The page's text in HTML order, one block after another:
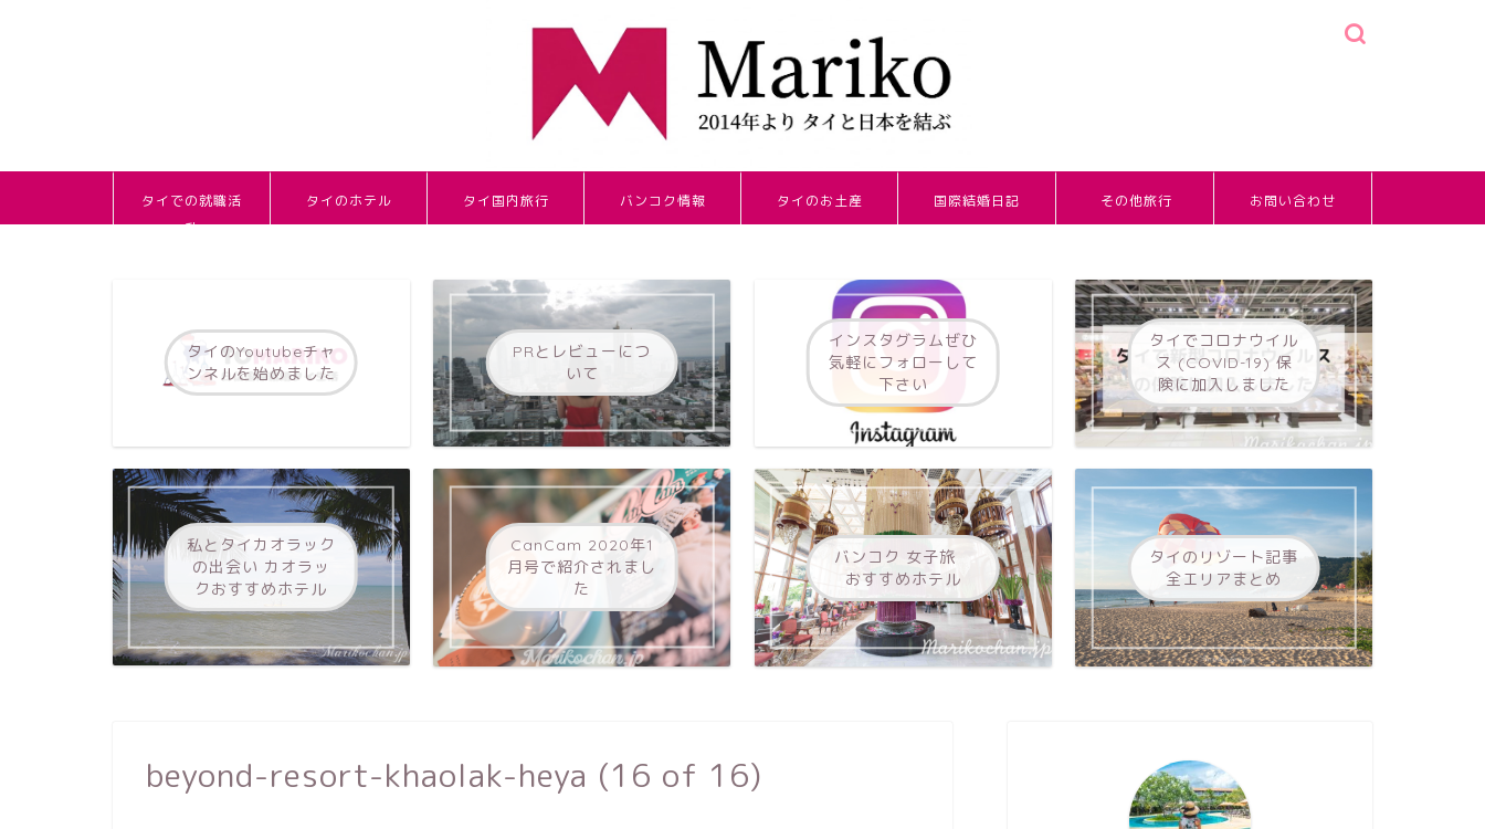
タイでの就職活
動
タイのホテル タイ国内旅行 バンコク情報 タイのお土産 国際結婚日記 その他旅行 お問い合わせ
タイのYoutubeチャ
ンネルを始めました
PRとレビューにつ
いて
インスタグラムぜひ
気軽にフォローして
下さい
タイでコロナウイル
ス (COVID-19) 保
険に加入しました
私とタイカオラック
の出会い カオラッ
クおすすめホテル
CanCam 2020年1
月号で紹介されまし
た
バンコク 女子旅
おすすめホテル
タイのリゾート記事
全エリアまとめ
beyond-resort-khaolak-heya (16 of 16)